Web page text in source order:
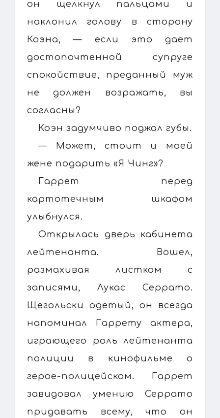
он щелкнул пальцами и
наклонил голову в сторону
Коэна, — если это дает
достопочтенной супруге
спокойствие, преданный муж
не должен возражать, вы
согласны?
Коэн задумчиво поджал губы.
— Может, стоит и моей
жене подарить «Я Чинг»?
Гаррет перед
картотечным шкафом
улыбнулся.
Открылась дверь кабинета
лейтенанта. Вошел,
размахивая листком с
записями, Лукас Серрато.
Щегольски одетый, он всегда
напоминал Гаррету актера,
играющего роль лейтенанта
полиции в кинофильме о
герое-полицейском. Гаррет
завидовал умению Серрато
придавать всему, что он